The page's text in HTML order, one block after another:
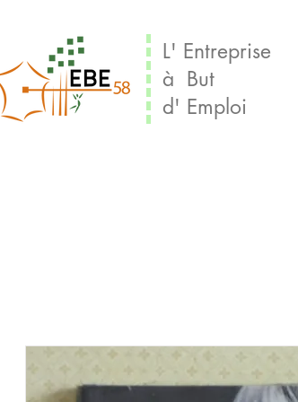
L' Entreprise
à But
d' Emploi